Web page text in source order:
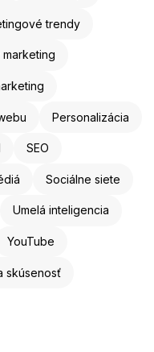
trendy
Personalizácia
SEO
Sociálne siete
Umelá inteligencia
YouTube
skúsenosť